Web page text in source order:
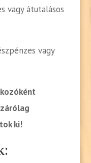
vagy átutalásos
vagy
ki!